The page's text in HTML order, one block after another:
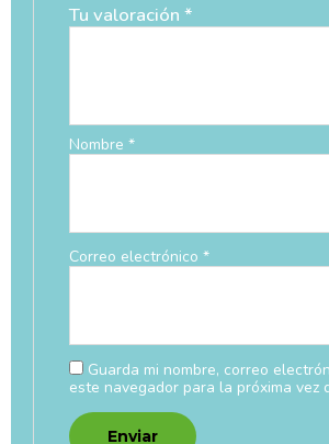
Tu valoración *
Nombre *
Correo electrónico *
Guarda mi nombre, correo
este navegador para la próxima vez